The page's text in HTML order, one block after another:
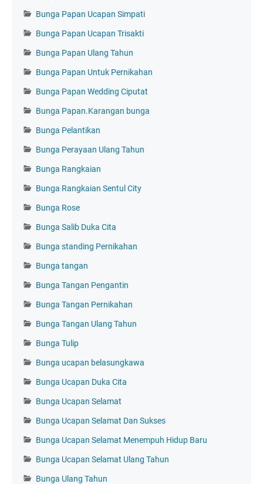
Bunga Papan Ucapan Simpati
Bunga Papan Ucapan Trisakti
Bunga Papan Ulang Tahun
Bunga Papan Untuk Pernikahan
Bunga Papan Wedding Ciputat
Bunga Papan.Karangan bunga
Bunga Pelantikan
Bunga Perayaan Ulang Tahun
Bunga Rangkaian
Bunga Rangkaian Sentul City
Bunga Rose
Bunga Salib Duka Cita
Bunga standing Pernikahan
Bunga tangan
Bunga Tangan Pengantin
Bunga Tangan Pernikahan
Bunga Tangan Ulang Tahun
Bunga Tulip
Bunga ucapan belasungkawa
Bunga Ucapan Duka Cita
Bunga Ucapan Selamat
Bunga Ucapan Selamat Dan Sukses
Bunga Ucapan Selamat Menempuh Hidup Baru
Bunga Ucapan Selamat Ulang Tahun
Bunga Ulang Tahun